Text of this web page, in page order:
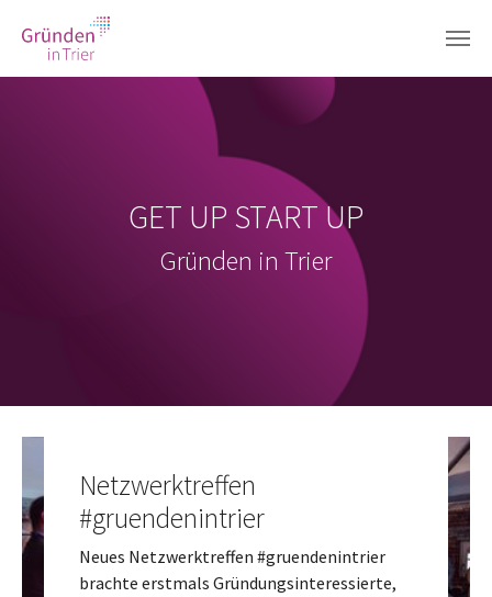
Zum Hauptinhalt springen
GET UP START UP
Gründen in Trier
Netzwerktreffen
#gruendenintrier
Neues Netzwerktreffen #gruendenintrier
brachte erstmals Gründungsinteressierte,